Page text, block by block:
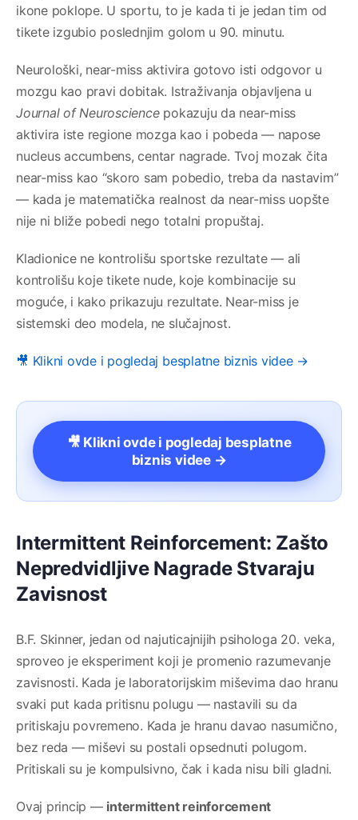
ikone poklope. U sportu, to je kada ti je jedan tim od
tikete izgubio poslednjim golom u 90. minutu.
Neurološki, near-miss aktivira gotovo isti odgovor u
mozgu kao pravi dobitak. Istraživanja objavljena u
Journal of Neurosciencepokazuju da near-miss
aktivira iste regione mozga kao i pobeda — napose
nucleus accumbens, centar nagrade. Tvoj mozak čita
near-miss kao “skoro sam pobedio, treba da nastavim”
— kada je matematička realnost da near-miss uopšte
nije ni bliže pobedi nego totalni propuštaj.
Kladionice ne kontrolišu sportske rezultate — ali
kontrolišu koje tikete nude, koje kombinacije su
moguće, i kako prikazuju rezultate. Near-miss je
sistemski deo modela, ne slučajnost.
🎥 Klikni ovde i pogledaj besplatne biznis videe →
🎥 Klikni ovde i pogledaj besplatne
biznis videe →
Intermittent Reinforcement: Zašto
Nepredvidljive Nagrade Stvaraju
Zavisnost
B.F. Skinner, jedan od najuticajnijih psihologa 20. veka,
sproveo je eksperiment koji je promenio razumevanje
zavisnosti. Kada je laboratorijskim miševima dao hranu
svaki put kada pritisnu polugu — nastavili su da
pritiskaju povremeno. Kada je hranu davao nasumično,
bez reda — miševi su postali opsednuti polugom.
Pritiskali su je kompulsivno, čak i kada nisu bili gladni.
Ovaj princip — intermittent reinforcement